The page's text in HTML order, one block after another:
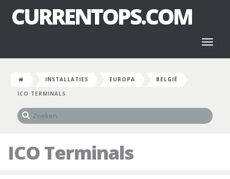
CURRENTOPS.COM
INSTALLATIES EUROPA
BELGIË
ICO TERMINALS
ICO Terminals